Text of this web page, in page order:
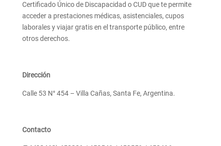
Certificado Único de Discapacidad o CUD que te permite
acceder a prestaciones médicas, asistenciales, cupos
laborales y viajar gratis en el transporte público, entre
otros derechos.
Dirección
Calle 53 N° 454 – Villa Cañas, Santa Fe, Argentina.
Contacto